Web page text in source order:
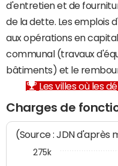
d'entretien et de
de la dette. Les emplois
aux opérations en
communal (travaux
bâtiments) et le
Les villes où les
Charges de
(Source : JDN d'après
275k